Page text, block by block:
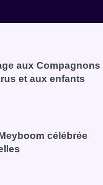
aux Compagnons
et aux enfants
auxcélébrée